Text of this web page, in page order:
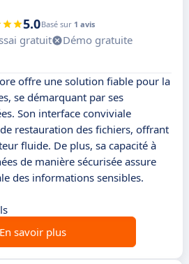
5.0Basé sur 1 avis
gratuit
Démo gratuite
offre une solution fiable pour la
se démarquant par ses
Son interface conviviale
restauration des fichiers, offrant
fluide. De plus, sa capacité à
de manière sécurisée assure
des informations sensibles.
En savoir plus